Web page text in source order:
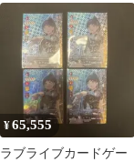
¥65,555
ラブライブカードゲー